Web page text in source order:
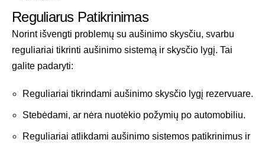
Reguliarus Patikrinimas
Norint išvengti problemų su aušinimo skysčiu, svarbu
reguliariai tikrinti aušinimo sistemą ir skysčio lygį. Tai
galite padaryti:
Reguliariai tikrindami aušinimo skysčio lygį rezervuare.
Stebėdami, ar nėra nuotėkio požymių po automobiliu.
Reguliariai atlikdami aušinimo sistemos patikrinimus ir